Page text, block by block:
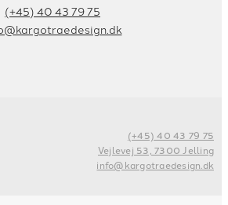
(+45) 40 43 79 75
(+45) 40 43 79 75
Vejlevej 53, 7300 Jelling
info@kargotraedesign.dk